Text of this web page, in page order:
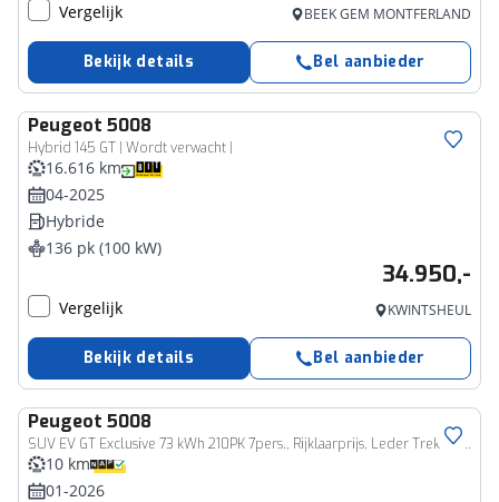
Vergelijk BEEK GEM MONTFERLAND
Bekijk details Bel aanbieder
Peugeot 5008
Hybrid 145 GT | Wordt verwacht |
16.616 km
04-2025
Hybride
136 pk (100 kW)
34.950,-
Vergelijk KWINTSHEUL
Bekijk details Bel aanbieder
Peugeot 5008
SUV EV GT Exclusive 73 kWh 210PK 7pers., Rijklaarprijs, Leder Trekhaak Navigatie 360° Camera 20 inch wielen
10 km
01-2026